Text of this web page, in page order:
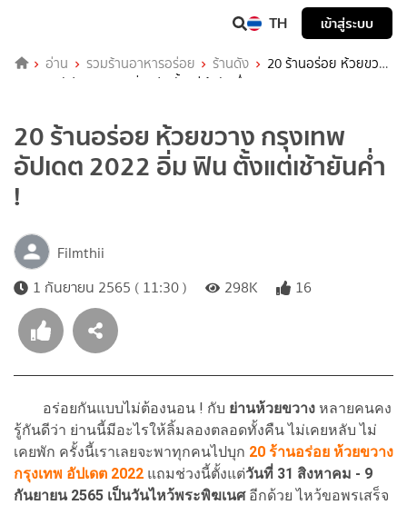
TH เข้าสู่ระบบ
อ่าน รวมร้านอาหารอร่อย ร้านดัง
20 ร้านอร่อย ห้วยขวาง
กรุงเทพ อัปเดต 2022 อิ่ม ฟิน ตั้งแต่เช้ายันค่ำ !
20 ร้านอร่อย ห้วยขวาง กรุงเทพ
อัปเดต 2022 อิ่ม ฟิน ตั้งแต่เช้ายันค่ำ
!
Filmthii
1 กันยายน 2565 ( 11:30 )
298K 16
อร่อยกันแบบไม่ต้องนอน ! กับ ย่านห้วยขวาง หลายคนคง
รู้กันดีว่า ย่านนี้มีอะไรให้ลิ้มลองตลอดทั้งคืน ไม่เคยหลับ ไม่
เคยพัก ครั้งนี้เราเลยจะพาทุกคนไปบุก 20 ร้านอร่อย ห้วยขวาง
กรุงเทพ อัปเดต 2022 แถมช่วงนี้ตั้งแต่วันที่ 31 สิงหาคม - 9
กันยายน 2565 เป็นวันไหว้พระพิฆเนศ อีกด้วย ไหว้ขอพรเสร็จ